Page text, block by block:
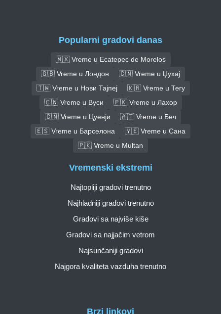
Popularni gradovi danas
🇲🇽 Vreme u Ecatepec de Morelos
🇬🇧 Vreme u Лондон
🇨🇳 Vreme u Џухај
🇹🇼 Vreme u Нови Тајпеј
🇰🇷 Vreme u Тегу
🇨🇳 Vreme u Вуси
🇵🇰 Vreme u Лахор
🇨🇳 Vreme u Цуенји
🇦🇹 Vreme u Беч
🇪🇸 Vreme u Барселона
🇾🇪 Vreme u Сана
🇵🇰 Vreme u Multan
Brzi linkovi
Vremenski ekstremi
Najtopliji gradovi trenutno
Najhladniji gradovi trenutno
Gradovi sa najviše kiše
Gradovi sa najjačim vetrom
Najsunčaniji gradovi
Najgora kvaliteta vazduha trenutno